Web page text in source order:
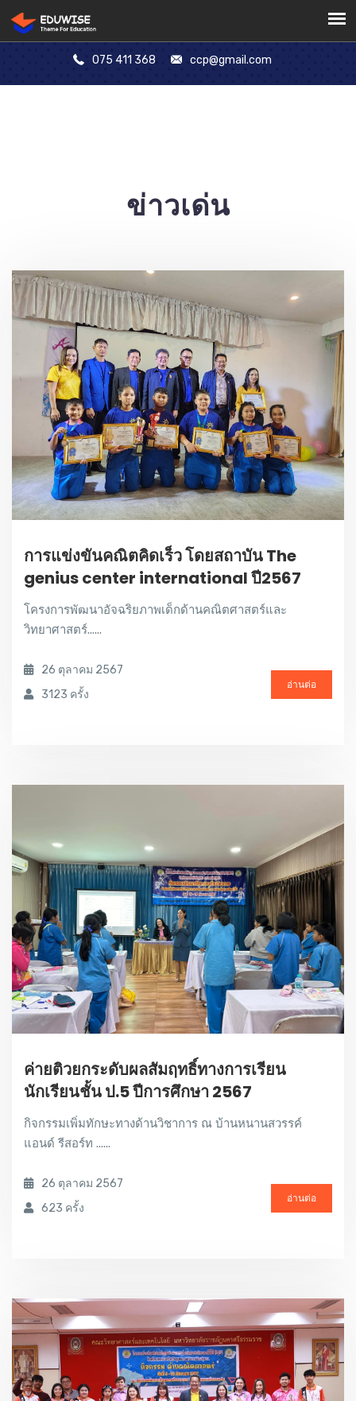
075 411 368 ccp@gmail.com
ข่าวเด่น
การแข่งขันคณิตคิดเร็ว โดยสถาบัน The
genius center international ปี2567
โครงการพัฒนาอัจฉริยภาพเด็กด้านคณิตศาสตร์และ
วิทยาศาสตร์......
26 ตุลาคม 2567
3123 ครั้ง
อ่านต่อ
ค่ายติวยกระดับผลสัมฤทธิ์ทางการเรียน
นักเรียนชั้น ป.5 ปีการศึกษา 2567
กิจกรรมเพิ่มทักษะทางด้านวิชาการ ณ บ้านหนานสวรรค์
แอนด์ รีสอร์ท ......
26 ตุลาคม 2567
623 ครั้ง
อ่านต่อ